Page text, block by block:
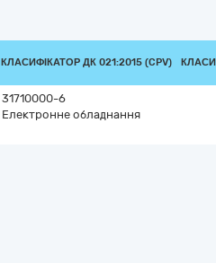
КЛАСИФІКАТОР ДК 021:2015 (CPV)
31710000-6
Електронне обладнання